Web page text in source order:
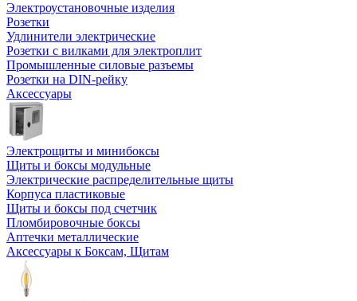
Электроустановочные изделия
Розетки
Удлинители электрические
Розетки с вилками для электроплит
Промышленные силовые разъемы
Розетки на DIN-рейку
Аксессуары
Электрощиты и минибоксы
Щиты и боксы модульные
Электрические распределительные щиты
Корпуса пластиковые
Щиты и боксы под счетчик
Пломбировочные боксы
Аптечки металлические
Аксессуары к Боксам, Щитам